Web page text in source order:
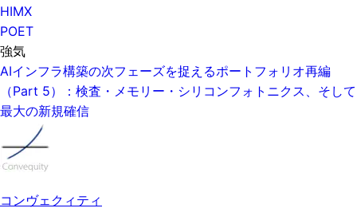
HIMX
POET
強気
AIインフラ構築の次フェーズを捉えるポートフォリオ再編
（Part 5）：検査・メモリー・シリコンフォトニクス、そして
最大の新規確信
コンヴェクィティ